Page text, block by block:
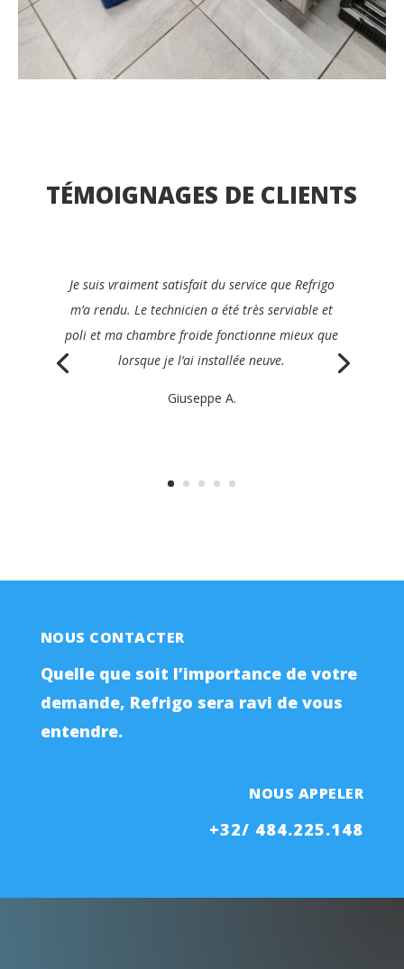
TÉMOIGNAGES DE CLIENTS
Je recommanderais avec plaisir Refrigo à tous les
gérants du secteur de la restauration. Ils ont été
rapides, clairs, efficaces et très amicaux, et ont
réparé mon appareil le jour même.
Philippe K.
NOUS CONTACTER
Quelle que soit l’importance de votre
demande, Refrigo sera ravi de vous
entendre.
NOUS APPELER
+32/ 484.225.148